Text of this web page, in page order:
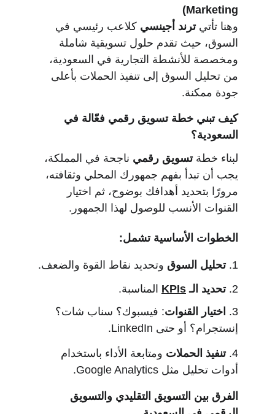
Marketing)
وهنا تأتي ترند أجينسي كلاعب رئيسي في
السوق، حيث تقدم حلول تسويقية شاملة
ومخصصة للأنشطة التجارية في السعودية،
من تحليل السوق إلى تنفيذ الحملات بأعلى
جودة ممكنة.
كيف تبني خطة تسويق رقمي فعّالة في
السعودية؟
لبناء خطة تسويق رقمي ناجحة في المملكة،
يجب أن تبدأ بفهم جمهورك المحلي وثقافته،
مرورًا بتحديد أهدافك بوضوح، ثم اختيار
القنوات الأنسب للوصول لهذا الجمهور.
الخطوات الأساسية تشمل:
1. تحليل السوق وتحديد نقاط القوة والضعف.
2. تحديد الـ KPIs المناسبة.
3.
اختيار القنوات: فيسبوك؟ سناب شات؟
إنستجرام؟ أو حتى LinkedIn.
4. تنفيذ الحملات ومتابعة الأداء باستخدام
أدوات تحليل مثل Google Analytics.
الفرق بين التسويق التقليدي والتسويق